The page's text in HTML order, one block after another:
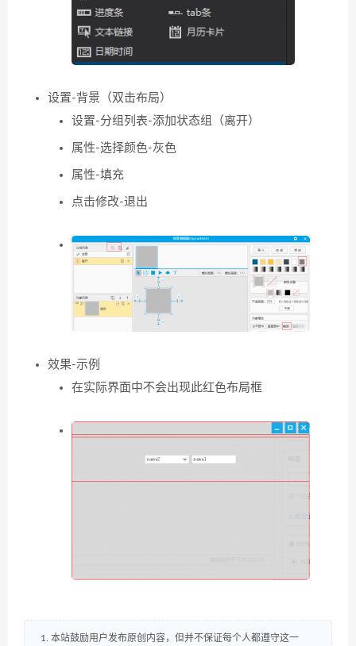
设置-背景（双击布局）
设置-分组列表-添加状态组（离开）
属性-选择颜色-灰色
属性-填充
点击修改-退出
效果-示例
在实际界面中不会出现此红色布局框
1. 本站鼓励用户发布原创内容，但并不保证每个人都遵守这一